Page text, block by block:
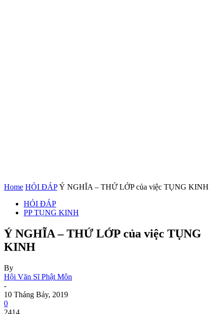
Home HỎI ĐÁP Ý NGHĨA – THỨ LỚP của việc TỤNG KINH
HỎI ĐÁP
PP TỤNG KINH
Ý NGHĨA – THỨ LỚP của việc TỤNG
KINH
By
Hội Văn Sĩ Phật Môn
-
10 Tháng Bảy, 2019
0
2414